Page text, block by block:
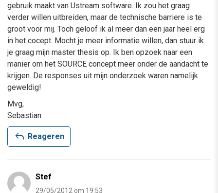
gebruik maakt van Ustream software. Ik zou het graag
verder willen uitbreiden, maar de technische barriere is te
groot voor mij. Toch geloof ik al meer dan een jaar heel erg
in het cocept. Mocht je meer informatie willen, dan stuur ik
je graag mijn master thesis op. Ik ben opzoek naar een
manier om het SOURCE concept meer onder de aandacht te
krijgen. De responses uit mijn onderzoek waren namelijk
geweldig!
Mvg,
Sebastian
reply Reageren
Stef
29/05/2012 om 19:53